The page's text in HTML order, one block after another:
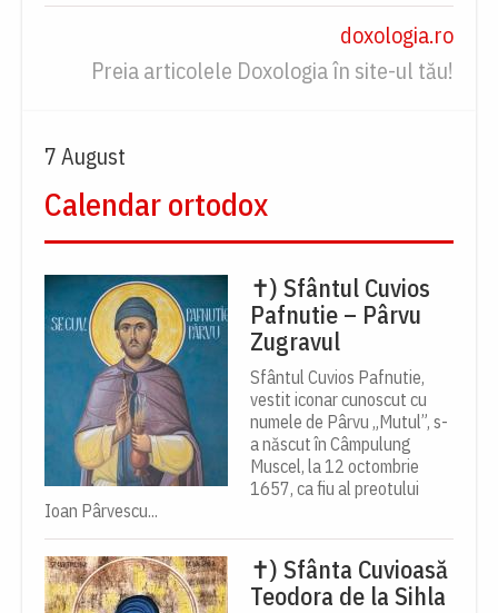
doxologia.ro
Preia articolele Doxologia în site-ul tău!
7 August
Calendar ortodox
✝) Sfântul Cuvios
Pafnutie – Pârvu
Zugravul
Sfântul Cuvios Pafnutie,
vestit iconar cunoscut cu
numele de Pârvu „Mutul”, s-
a născut în Câmpulung
Muscel, la 12 octombrie
1657, ca fiu al preotului
Ioan Pârvescu...
✝) Sfânta Cuvioasă
Teodora de la Sihla